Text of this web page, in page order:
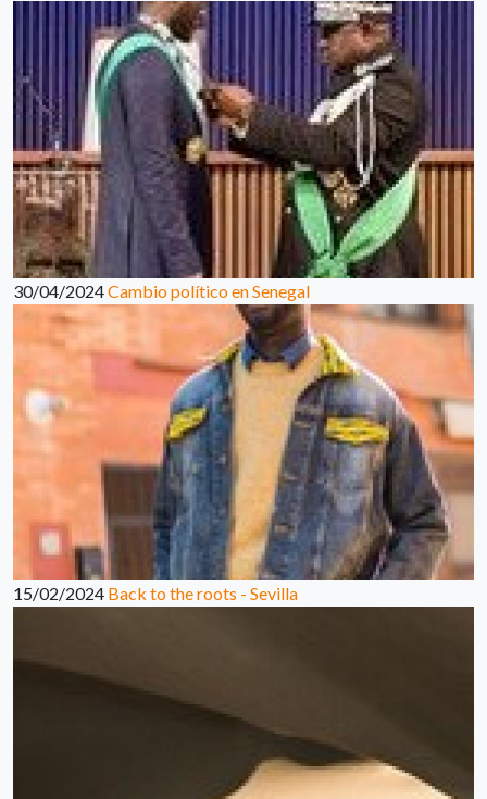
30/04/2024Cambio político en Senegal
15/02/2024 Back to the roots - Sevilla